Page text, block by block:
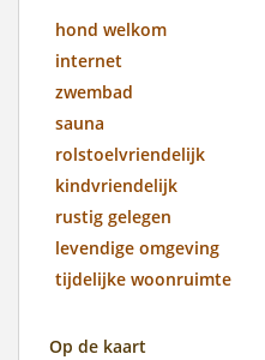
hond welkom
internet
zwembad
sauna
rolstoelvriendelijk
kindvriendelijk
rustig gelegen
levendige omgeving
tijdelijke woonruimte
Op de kaart